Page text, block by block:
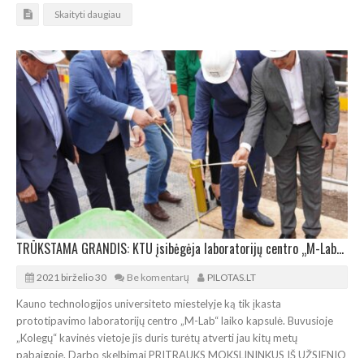
Skaityti daugiau
TRŪKSTAMA GRANDIS: KTU įsibėgėja laboratorijų centro „M-Lab“ statybos
2021 birželio 30 Be komentarų PILOTAS.LT
Kauno technologijos universiteto miestelyje ką tik įkasta
prototipavimo laboratorijų centro „M-Lab“ laiko kapsulė. Buvusioje
„Kolegų“ kavinės vietoje jis duris turėtų atverti jau kitų metų
pabaigoje. Darbo skelbimai PRITRAUKS MOKSLININKUS IŠ UŽSIENIO